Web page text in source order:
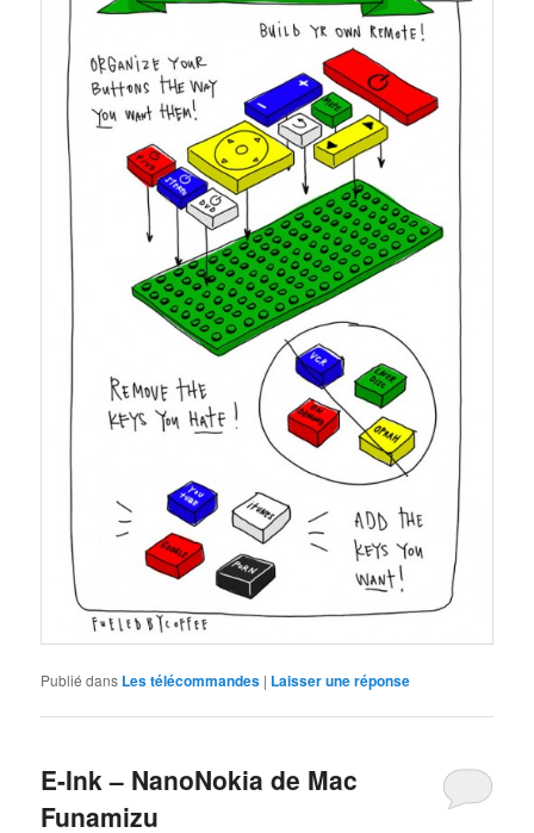
Publié dans Les télécommandes | Laisser une réponse
E-Ink – NanoNokia de Mac
Funamizu